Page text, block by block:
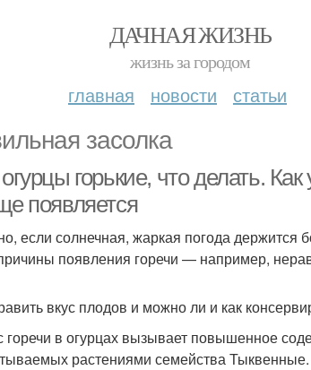
ДАЧНАЯ ЖИЗНЬ
жизнь за городом
главная новости статьи
засолка
горькие, что делать.
появляется
если солнечная, жаркая погода держится
появления горечи — например,
вкус плодов и можно ли и как
горечи в огурцах вызывает повышенное
растениями семейства Тыквенные.